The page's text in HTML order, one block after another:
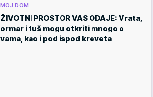
MOJ DOM
ŽIVOTNI PROSTOR VAS ODAJE: Vrata,
ormar i tuš mogu otkriti mnogo o
vama, kao i pod ispod kreveta